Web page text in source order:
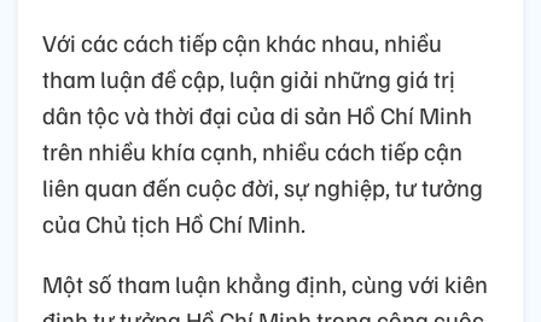
Với các cách tiếp cận khác nhau, nhiều
tham luận đề cập, luận giải những giá trị
dân tộc và thời đại của di sản Hồ Chí Minh
trên nhiều khía cạnh, nhiều cách tiếp cận
liên quan đến cuộc đời, sự nghiệp, tư tưởng
của Chủ tịch Hồ Chí Minh.
Một số tham luận khẳng định, cùng với kiên